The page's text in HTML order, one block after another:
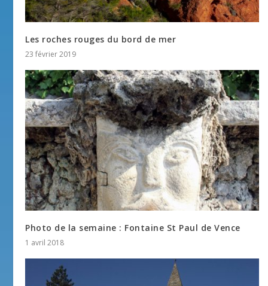
Les roches rouges du bord de mer
23 février 2019
Photo de la semaine : Fontaine St Paul de Vence
1 avril 2018